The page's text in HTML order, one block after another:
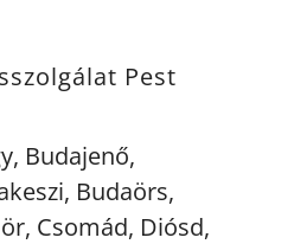
Pest
Budajenő,
Budaörs,
Csomád, Diósd,